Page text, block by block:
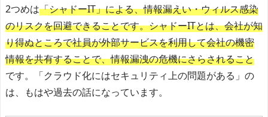
2つめは「シャドーIT」による、情報漏えい・ウィルス感染
のリスクを回避できることです。シャドーITとは、会社が知
り得ぬところで社員が外部サービスを利用して会社の機密
情報を共有することで、情報漏洩の危機にさらされること
です。「クラウド化にはセキュリティ上の問題がある」の
は、もはや過去の話になっています。